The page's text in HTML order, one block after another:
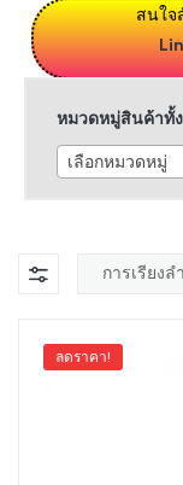
สนใจ
หมวดหมู่สินค้าทั้
เลือกหมวดหมู่
ลดราคา!